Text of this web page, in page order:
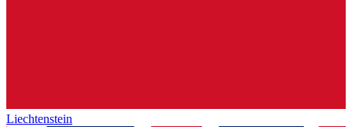
Liechtenstein